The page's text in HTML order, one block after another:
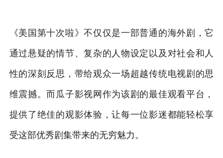
《美国第十次啦》不仅仅是一部普通的海外剧，它
通过悬疑的情节、复杂的人物设定以及对社会和人
性的深刻反思，带给观众一场超越传统电视剧的思
维震撼。而瓜子影视网作为该剧的最佳观看平台，
提供了绝佳的观影体验，让每一位影迷都能轻松享
受这部优秀剧集带来的无穷魅力。